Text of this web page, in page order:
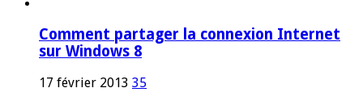
Comment partager la connexion Internet
sur Windows 8
17 février 2013 35